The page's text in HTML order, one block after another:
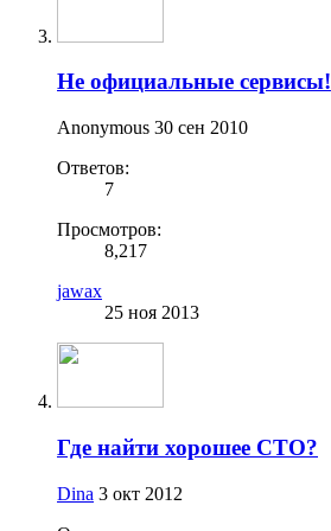
Не официальные сервисы!
Anonymous 30 сен 2010
Ответов:
7
Просмотров:
8,217
jawax
25 ноя 2013
Где найти хорошее СТО?
Dina 3 окт 2012